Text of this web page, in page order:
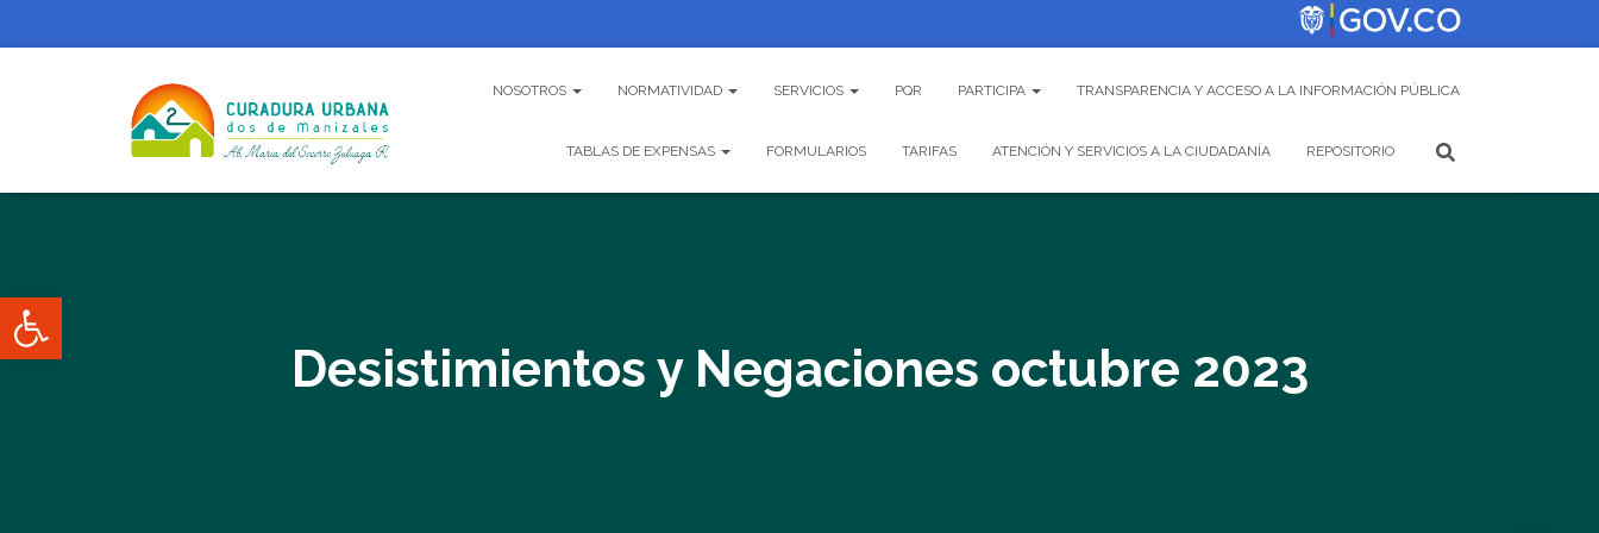
Abrir barra de herramientas
NOSOTROS NORMATIVIDAD SERVICIOS PQR PARTICIPA TRANSPARENCIA Y ACCESO A LA INFORMACIÓN PÚBLICA
TABLAS DE EXPENSAS FORMULARIOS TARIFAS ATENCIÓN Y SERVICIOS A LA CIUDADANÍA REPOSITORIO
Desistimientos y Negaciones octubre 2023